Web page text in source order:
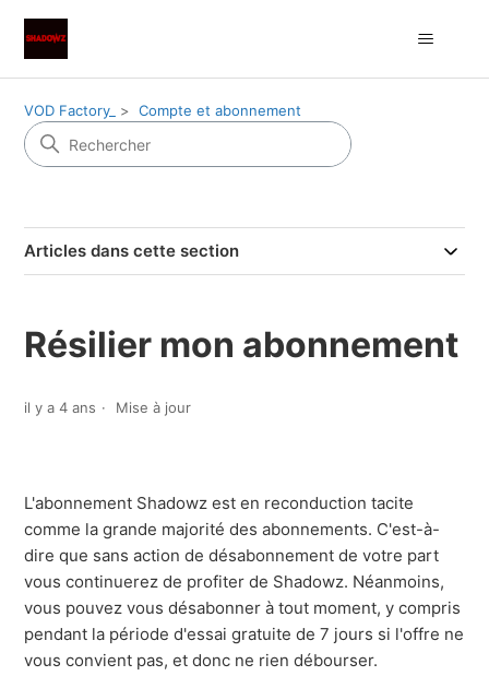
VOD Factory_ Compte et abonnement
Articles dans cette section
Résilier mon abonnement
il y a 4 ans Mise à jour
L'abonnement Shadowz est en reconduction tacite
comme la grande majorité des abonnements. C'est-à-
dire que sans action de désabonnement de votre part
vous continuerez de profiter de Shadowz. Néanmoins,
vous pouvez vous désabonner à tout moment, y compris
pendant la période d'essai gratuite de 7 jours si l'offre ne
vous convient pas, et donc ne rien débourser.